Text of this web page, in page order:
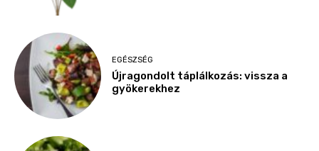
EGÉSZSÉG
Újragondolt táplálkozás: vissza a
gyökerekhez